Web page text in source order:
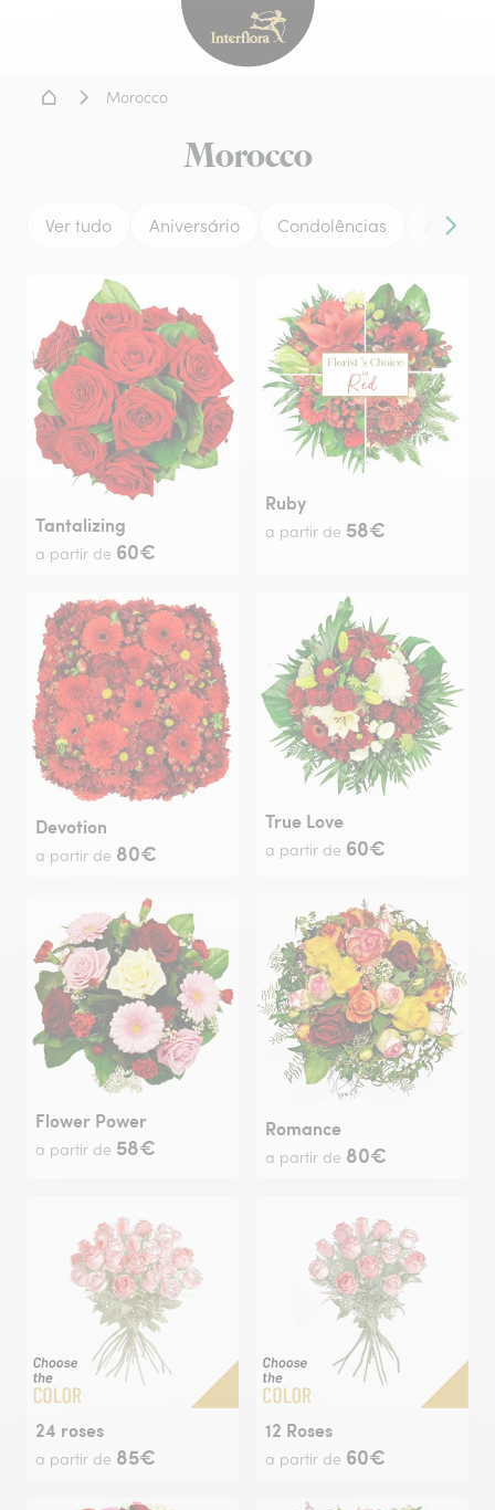
Interflora - entrega de
Home
Morocco
Morocco
Ver tudo Aniversário Condolências Amor
Tantalizing
a partir de 60€
Ruby
a partir de 58€
Devotion
a partir de 80€
True Love
a partir de 60€
Flower Power
a partir de 58€
Romance
a partir de 80€
24 roses
a partir de 85€
12 Roses
a partir de 60€